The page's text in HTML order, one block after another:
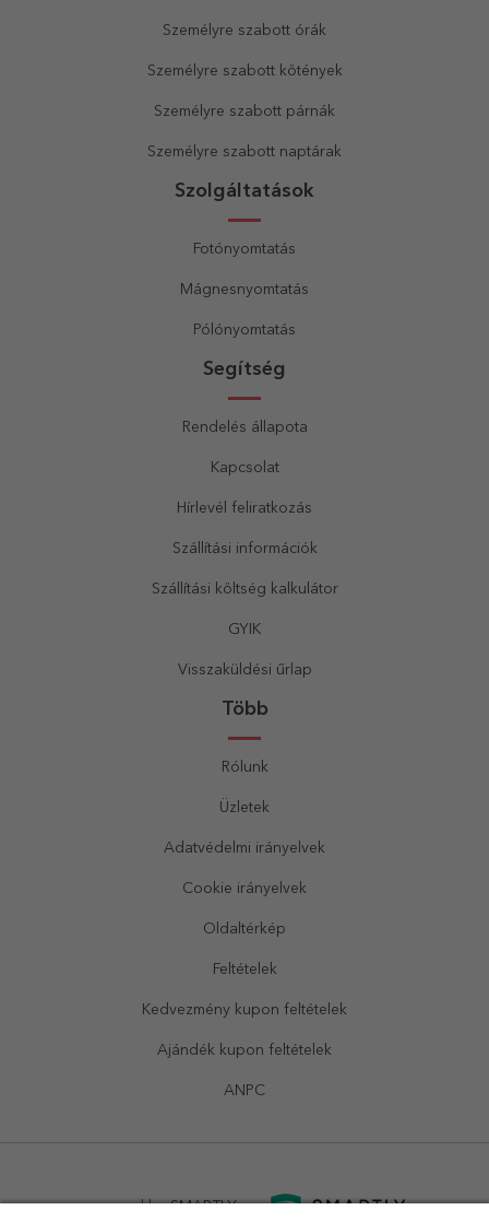
Személyre szabott órák
Személyre szabott kötények
Személyre szabott párnák
Személyre szabott naptárak
Szolgáltatások
Fotónyomtatás
Mágnesnyomtatás
Pólónyomtatás
Segítség
Rendelés állapota
Kapcsolat
Hírlevél feliratkozás
Szállítási információk
Szállítási költség kalkulátor
GYIK
Visszaküldési űrlap
Több
Rólunk
Üzletek
Adatvédelmi irányelvek
Cookie irányelvek
Oldaltérkép
Feltételek
Kedvezmény kupon feltételek
Ajándék kupon feltételek
ANPC
powered bySMARTLY.ro